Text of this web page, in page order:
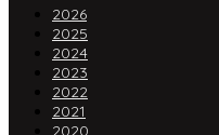
2026
2025
2024
2023
2022
2021
2020